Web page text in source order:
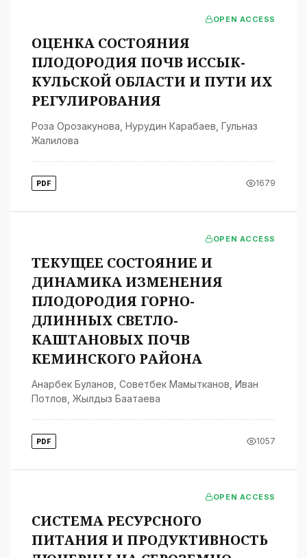
OPEN ACCESS
ОЦЕНКА СОСТОЯНИЯ
ПЛОДОРОДИЯ ПОЧВ ИССЫК-
КУЛЬСКОЙ ОБЛАСТИ И ПУТИ ИХ
РЕГУЛИРОВАНИЯ
Роза Орозакунова Нурудин Карабаев Гульназ
Жалилова
PDF 1679
OPEN ACCESS
ТЕКУЩЕЕ СОСТОЯНИЕ И
ДИНАМИКА ИЗМЕНЕНИЯ
ПЛОДОРОДИЯ ГОРНО-
ДЛИННЫХ СВЕТЛО-
КАШТАНОВЫХ ПОЧВ
КЕМИНСКОГО РАЙОНА
Анарбек Буланов Советбек Мамытканов Иван
Потлов Жылдыз Баатаева
PDF 1057
OPEN ACCESS
СИСТЕМА РЕСУРСНОГО
ПИТАНИЯ И ПРОДУКТИВНОСТЬ